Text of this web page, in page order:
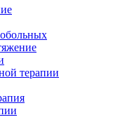
терапии